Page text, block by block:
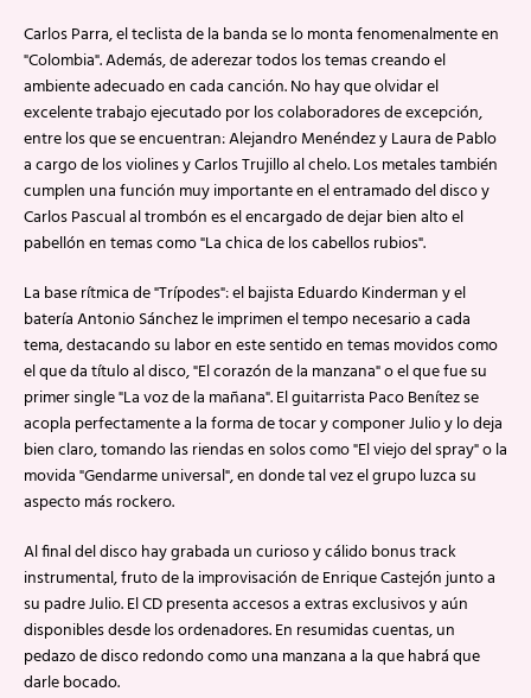
Carlos Parra, el teclista de la banda se lo monta fenomenalmente en
"Colombia". Además, de aderezar todos los temas creando el
ambiente adecuado en cada canción. No hay que olvidar el
excelente trabajo ejecutado por los colaboradores de excepción,
entre los que se encuentran: Alejandro Menéndez y Laura de Pablo
a cargo de los violines y Carlos Trujillo al chelo. Los metales también
cumplen una función muy importante en el entramado del disco y
Carlos Pascual al trombón es el encargado de dejar bien alto el
pabellón en temas como "La chica de los cabellos rubios".
La base rítmica de "Trípodes": el bajista Eduardo Kinderman y el
batería Antonio Sánchez le imprimen el tempo necesario a cada
tema, destacando su labor en este sentido en temas movidos como
el que da título al disco, "El corazón de la manzana" o el que fue su
primer single "La voz de la mañana". El guitarrista Paco Benítez se
acopla perfectamente a la forma de tocar y componer Julio y lo deja
bien claro, tomando las riendas en solos como "El viejo del spray" o la
movida "Gendarme universal", en donde tal vez el grupo luzca su
aspecto más rockero.
Al final del disco hay grabada un curioso y cálido bonus track
instrumental, fruto de la improvisación de Enrique Castejón junto a
su padre Julio. El CD presenta accesos a extras exclusivos y aún
disponibles desde los ordenadores. En resumidas cuentas, un
pedazo de disco redondo como una manzana a la que habrá que
darle bocado.